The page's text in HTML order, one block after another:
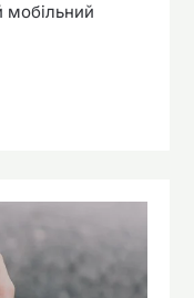
мобільний